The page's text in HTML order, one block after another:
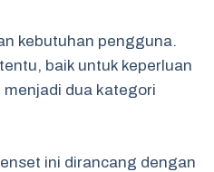
kebutuhan pengguna.
baik untuk keperluan
dua kategori
ini dirancang dengan